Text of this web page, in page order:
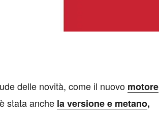
delle novità, come il nuovo motore
stata anche la versione e metano,